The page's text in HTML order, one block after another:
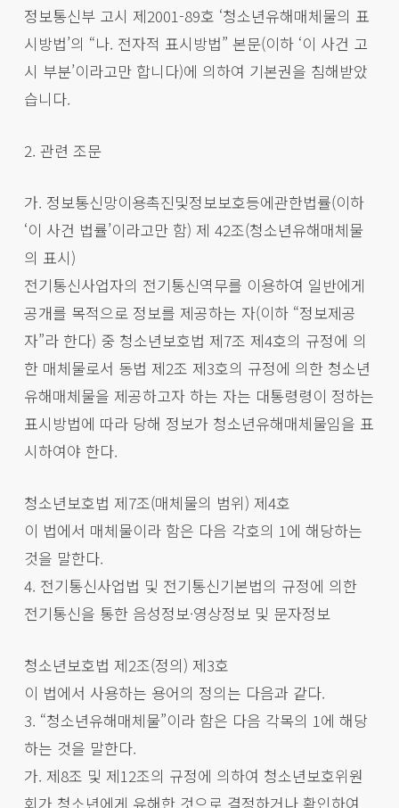
정보통신부 고시 제2001-89호 ‘청소년유해매체물의 표
시방법’의 “나. 전자적 표시방법” 본문(이하 ‘이 사건 고
시 부분’이라고만 합니다)에 의하여 기본권을 침해받았
습니다.
2. 관련 조문
가. 정보통신망이용촉진및정보보호등에관한법률(이하
‘이 사건 법률’이라고만 함) 제 42조(청소년유해매체물
의 표시)
전기통신사업자의 전기통신역무를 이용하여 일반에게
공개를 목적으로 정보를 제공하는 자(이하 “정보제공
자”라 한다) 중 청소년보호법 제7조 제4호의 규정에 의
한 매체물로서 동법 제2조 제3호의 규정에 의한 청소년
유해매체물을 제공하고자 하는 자는 대통령령이 정하는
표시방법에 따라 당해 정보가 청소년유해매체물임을 표
시하여야 한다.
청소년보호법 제7조(매체물의 범위) 제4호
이 법에서 매체물이라 함은 다음 각호의 1에 해당하는
것을 말한다.
4. 전기통신사업법 및 전기통신기본법의 규정에 의한
전기통신을 통한 음성정보·영상정보 및 문자정보
청소년보호법 제2조(정의) 제3호
이 법에서 사용하는 용어의 정의는 다음과 같다.
3. “청소년유해매체물”이라 함은 다음 각목의 1에 해당
하는 것을 말한다.
가. 제8조 및 제12조의 규정에 의하여 청소년보호위원
회가 청소년에게 유해한 것으로 결정하거나 확인하여